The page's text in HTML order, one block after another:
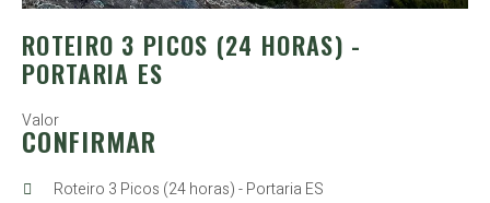
ROTEIRO 3 PICOS (24 HORAS) -
PORTARIA ES
Valor
CONFIRMAR
Roteiro 3 Picos (24 horas) - Portaria ES